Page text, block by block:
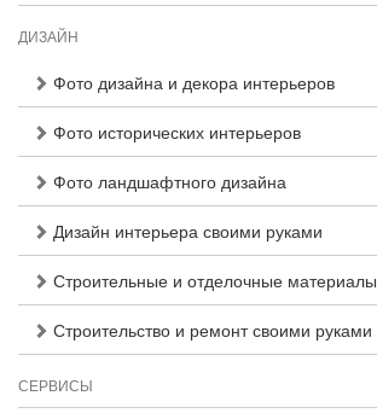
ДИЗАЙН
Фото дизайна и декора интерьеров
Фото исторических интерьеров
Фото ландшафтного дизайна
Дизайн интерьера своими руками
Строительные и отделочные материалы
Строительство и ремонт своими руками
СЕРВИСЫ